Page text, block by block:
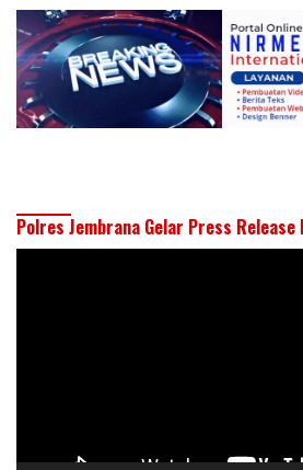
Polres Jembrana Gelar Press Release